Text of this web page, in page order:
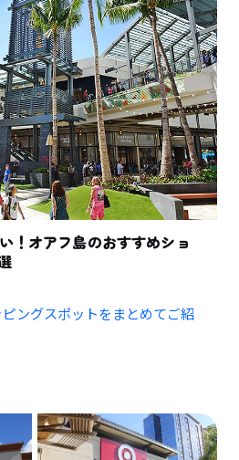
！オアフ島のおすすめショ
ングスポットをまとめてご紹